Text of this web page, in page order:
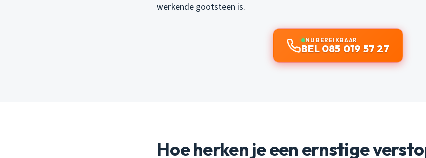
werkende gootsteen is.
NU BEREIKBAAR
BEL 085 019 57 27
Hoe herken je een ernstige